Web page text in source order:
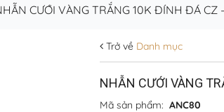
CƯỚI VÀNG TRẮNG 10K ĐÍNH ĐÁ CZ
Trở về Danh mục
NHẪN CƯỚI VÀNG
Mã sản phẩm: ANC80